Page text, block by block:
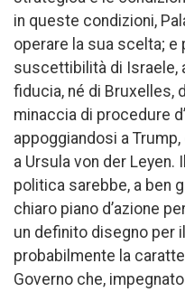
in queste condizioni,
operare la sua scelta; e
suscettibilità di Israele,
fiducia, né di Bruxelles,
minaccia di procedure
appoggiandosi a Trump,
a Ursula von der
politica sarebbe, a ben
chiaro piano d’azione
un definito disegno per
probabilmente la
Governo che,